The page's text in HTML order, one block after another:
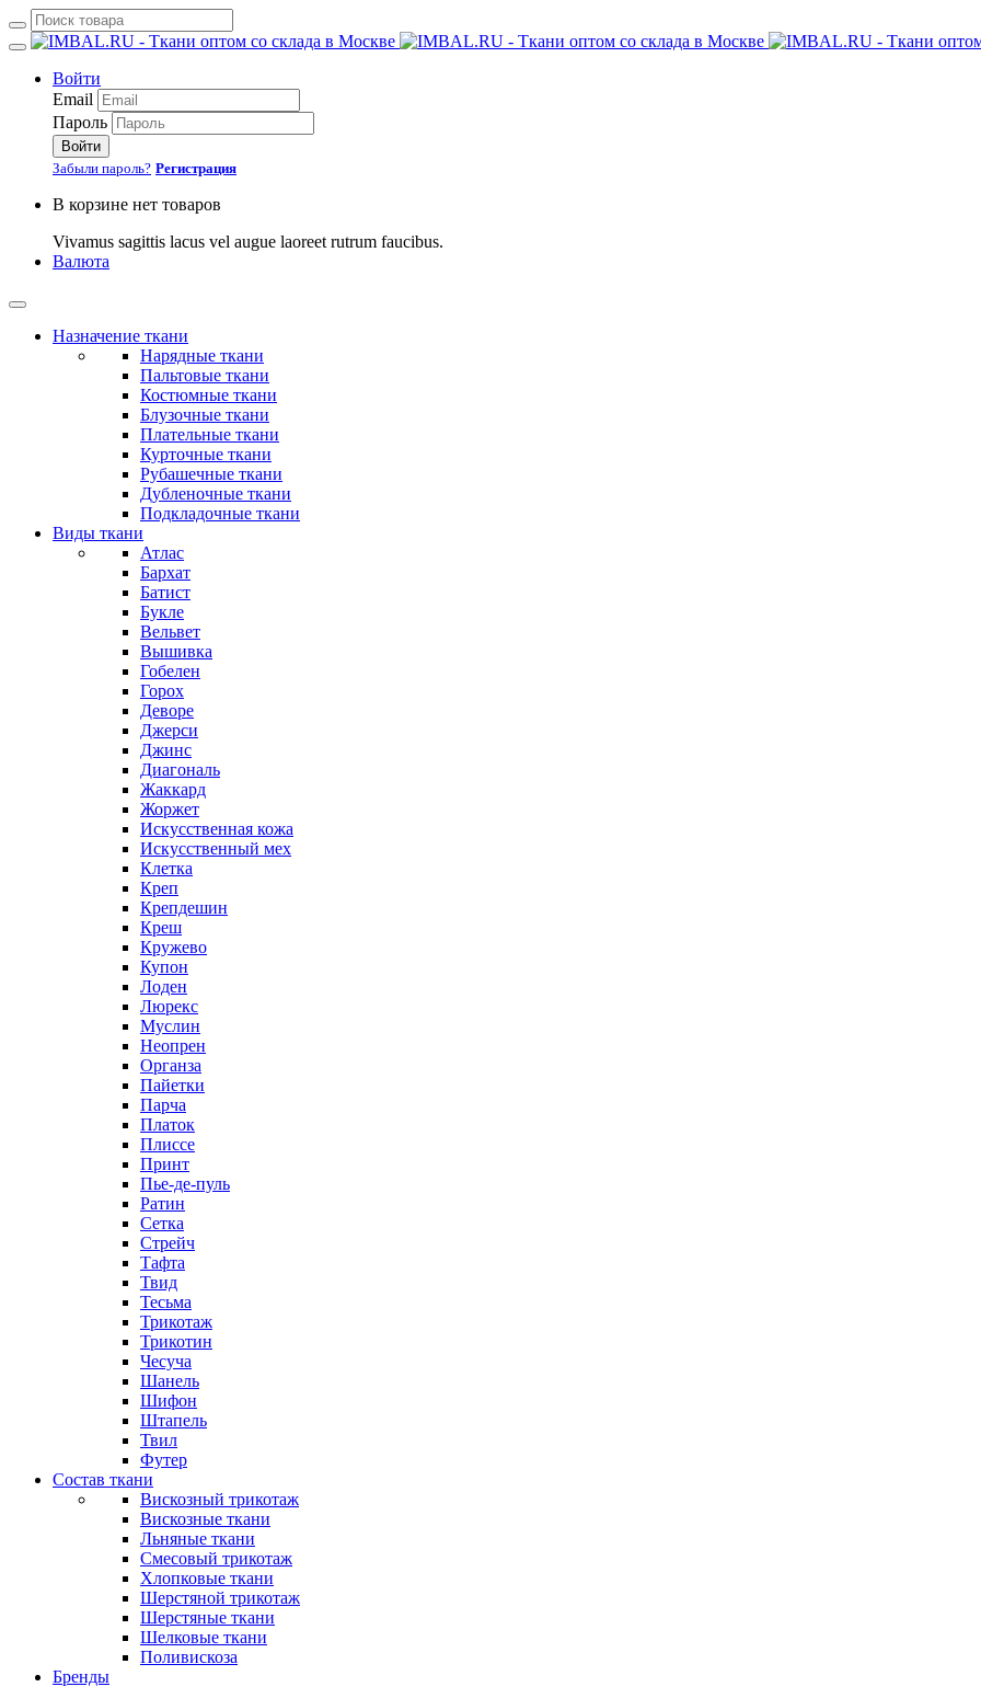
Войти
Email
Пароль
Войти
Забыли пароль? Регистрация
В корзине нет товаров
Vivamus sagittis lacus vel augue laoreet rutrum faucibus.
Валюта
Назначение ткани
Нарядные ткани
Пальтовые ткани
Костюмные ткани
Блузочные ткани
Плательные ткани
Курточные ткани
Рубашечные ткани
Дубленочные ткани
Подкладочные ткани
Виды ткани
Атлас
Бархат
Батист
Букле
Вельвет
Вышивка
Гобелен
Горох
Деворе
Джерси
Джинс
Диагональ
Жаккард
Жоржет
Искусственная кожа
Искусственный мех
Клетка
Креп
Крепдешин
Креш
Кружево
Купон
Лоден
Люрекс
Муслин
Неопрен
Органза
Пайетки
Парча
Платок
Плиссе
Принт
Пье-де-пуль
Ратин
Сетка
Стрейч
Тафта
Твид
Тесьма
Трикотаж
Трикотин
Чесуча
Шанель
Шифон
Штапель
Твил
Футер
Состав ткани
Вискозный трикотаж
Вискозные ткани
Льняные ткани
Смесовый трикотаж
Хлопковые ткани
Шерстяной трикотаж
Шерстяные ткани
Шелковые ткани
Поливискоза
Бренды